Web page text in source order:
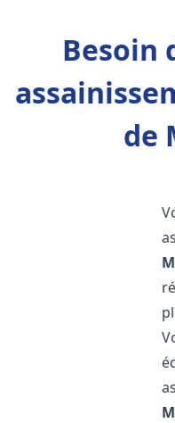
Besoin
de